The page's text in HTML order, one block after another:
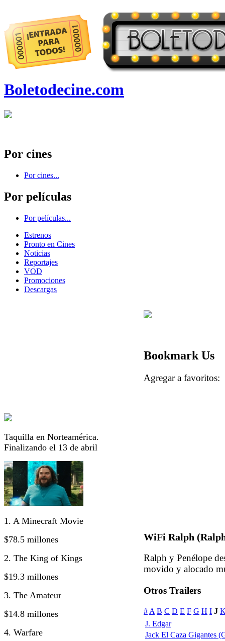
Boletodecine.com
Por cines
Por cines...
Por películas
Por películas...
Estrenos
Pronto en Cines
Noticias
Reportajes
VOD
Promociones
Descargas
Taquilla en Norteamérica.
Finalizando el 13 de abril
1. A Minecraft Movie
$78.5 millones
2. The King of Kings
$19.3 millones
3. The Amateur
$14.8 millones
4. Warfare
Bookmark Us
Agregar a
WiFi Ralph
Ralph y Penélope
movido y alocado
Otros Trailers
# A B C D E F G H I J
J. Edgar
Jack El Caza Gigantes